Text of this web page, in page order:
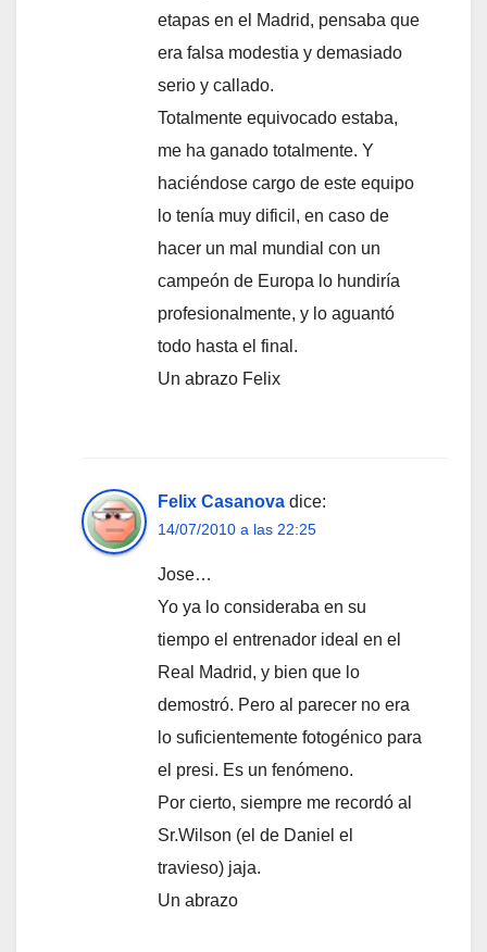
etapas en el Madrid, pensaba que
era falsa modestia y demasiado
serio y callado.
Totalmente equivocado estaba,
me ha ganado totalmente. Y
haciéndose cargo de este equipo
lo tenía muy dificil, en caso de
hacer un mal mundial con un
campeón de Europa lo hundiría
profesionalmente, y lo aguantó
todo hasta el final.
Un abrazo Felix
Felix Casanova dice:
14/07/2010 a las 22:25
Jose…
Yo ya lo consideraba en su
tiempo el entrenador ideal en el
Real Madrid, y bien que lo
demostró. Pero al parecer no era
lo suficientemente fotogénico para
el presi. Es un fenómeno.
Por cierto, siempre me recordó al
Sr.Wilson (el de Daniel el
travieso) jaja.
Un abrazo